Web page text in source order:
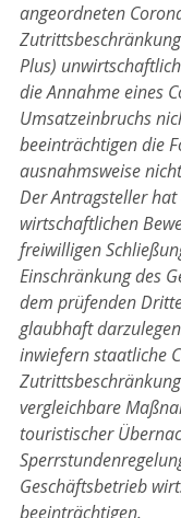
angeordneten
Plus)
die Annahme eines
Umsatzeinbruchs
beeinträchtigen die
ausnahmsweise
Der Antragsteller hat
wirtschaftlichen
freiwilligen
Einschränkung des
dem prüfenden
glaubhaft
inwiefern staatliche
vergleichbare
touristischer
Geschäftsbetrieb
beeinträchtigen.